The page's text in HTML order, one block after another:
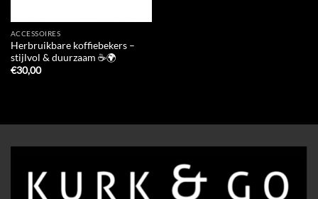
ACCESSOIRES
Herbruikbare koffiebekers –
stijlvol & duurzaam ☕🌍
€30,00